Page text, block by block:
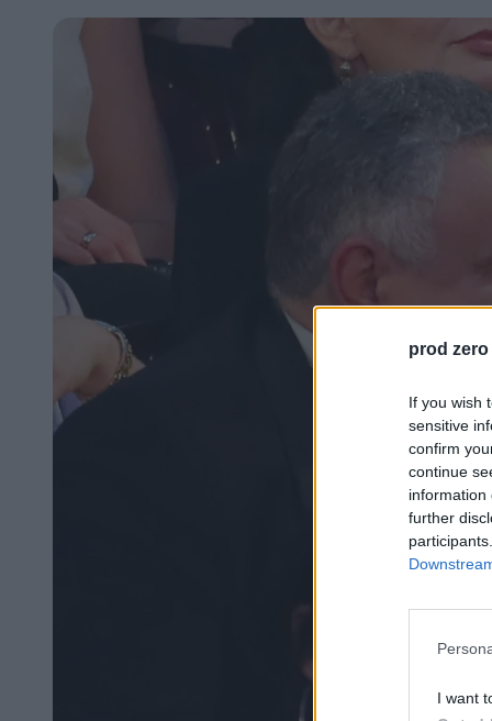
prod zero
If you wish
sensitive
confirm
continue
information
further
I want